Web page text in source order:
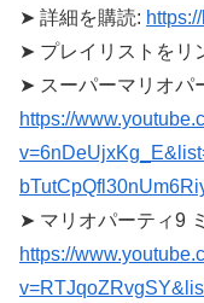
➤ 詳細を購読:
➤ プレイリストをリ
➤ スーパーマリオパ
https://
➤ マリオパーティ9
https://